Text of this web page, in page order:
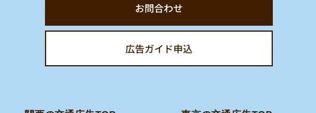
お問合わせ
広告ガイド申込